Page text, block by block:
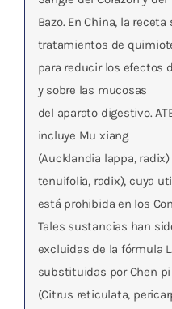
Bazo. En China, la
tratamientos de
para reducir los efectos
y sobre las mucosas
del aparato digestivo.
incluye Mu xiang
(Aucklandia lappa, radix)
tenuifolia, radix), cuya
está prohibida en los
Tales sustancias han
excluidas de la fórmula
substituidas por Chen pi
(Citrus reticulata,